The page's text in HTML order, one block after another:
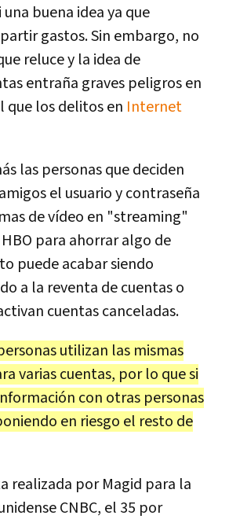
buena idea ya que
gastos. Sin embargo, no
reluce y la idea de
entraña graves peligros en
que los delitos en Internet
las personas que deciden
el usuario y contraseña
de vídeo en "streaming"
para ahorrar algo de
puede acabar siendo
a la reventa de cuentas o
cuentas canceladas.
utilizan las mismas
varias cuentas, por lo que si
con otras personas
en riesgo el resto de
realizada por Magid para la
CNBC, el 35 por